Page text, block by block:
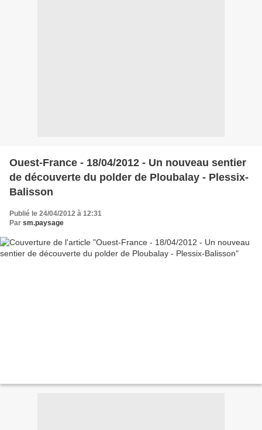
Ouest-France - 18/04/2012 - Un nouveau sentier
de découverte du polder de Ploubalay - Plessix-
Balisson
Publié le 24/04/2012 à 12:31
Par sm.paysage